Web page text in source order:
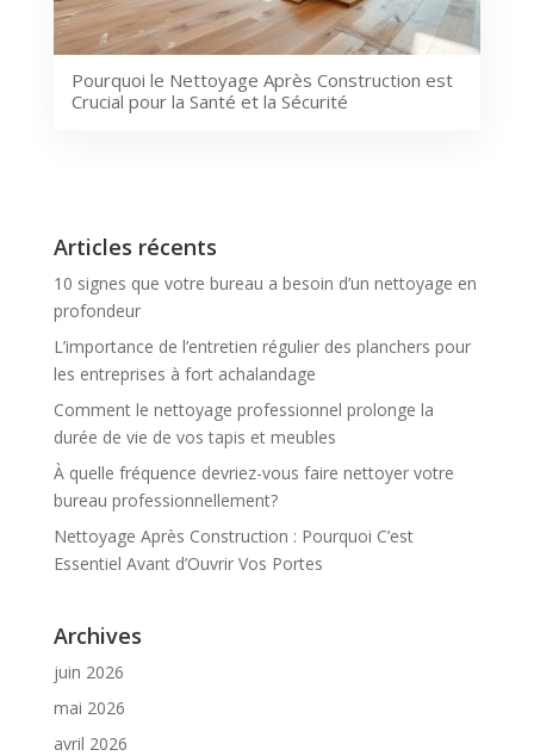
Pourquoi le Nettoyage Après Construction est
Crucial pour la Santé et la Sécurité
Articles récents
10 signes que votre bureau a besoin d’un nettoyage en
profondeur
L’importance de l’entretien régulier des planchers pour
les entreprises à fort achalandage
Comment le nettoyage professionnel prolonge la
durée de vie de vos tapis et meubles
À quelle fréquence devriez-vous faire nettoyer votre
bureau professionnellement?
Nettoyage Après Construction : Pourquoi C’est
Essentiel Avant d’Ouvrir Vos Portes
Archives
juin 2026
mai 2026
avril 2026